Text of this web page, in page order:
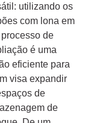
utilizando os
com lona em
de
é uma
eficiente para
visa expandir
de
de